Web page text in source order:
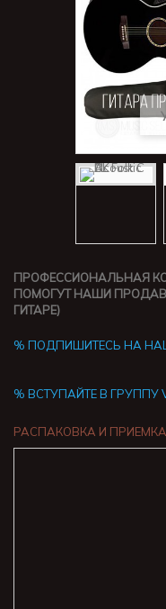
ПРОФЕССИОНАЛЬНАЯ
ПОМОГУТ НАШИ
ГИТАРЕ)
% ПОДПИШИТЕСЬ НА НАШ
% ВСТУПАЙТЕ В ГРУППУ
РАСПАКОВКА И